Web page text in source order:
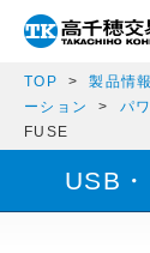
TOP 製品情報
ーション
パ
FUSE
USB